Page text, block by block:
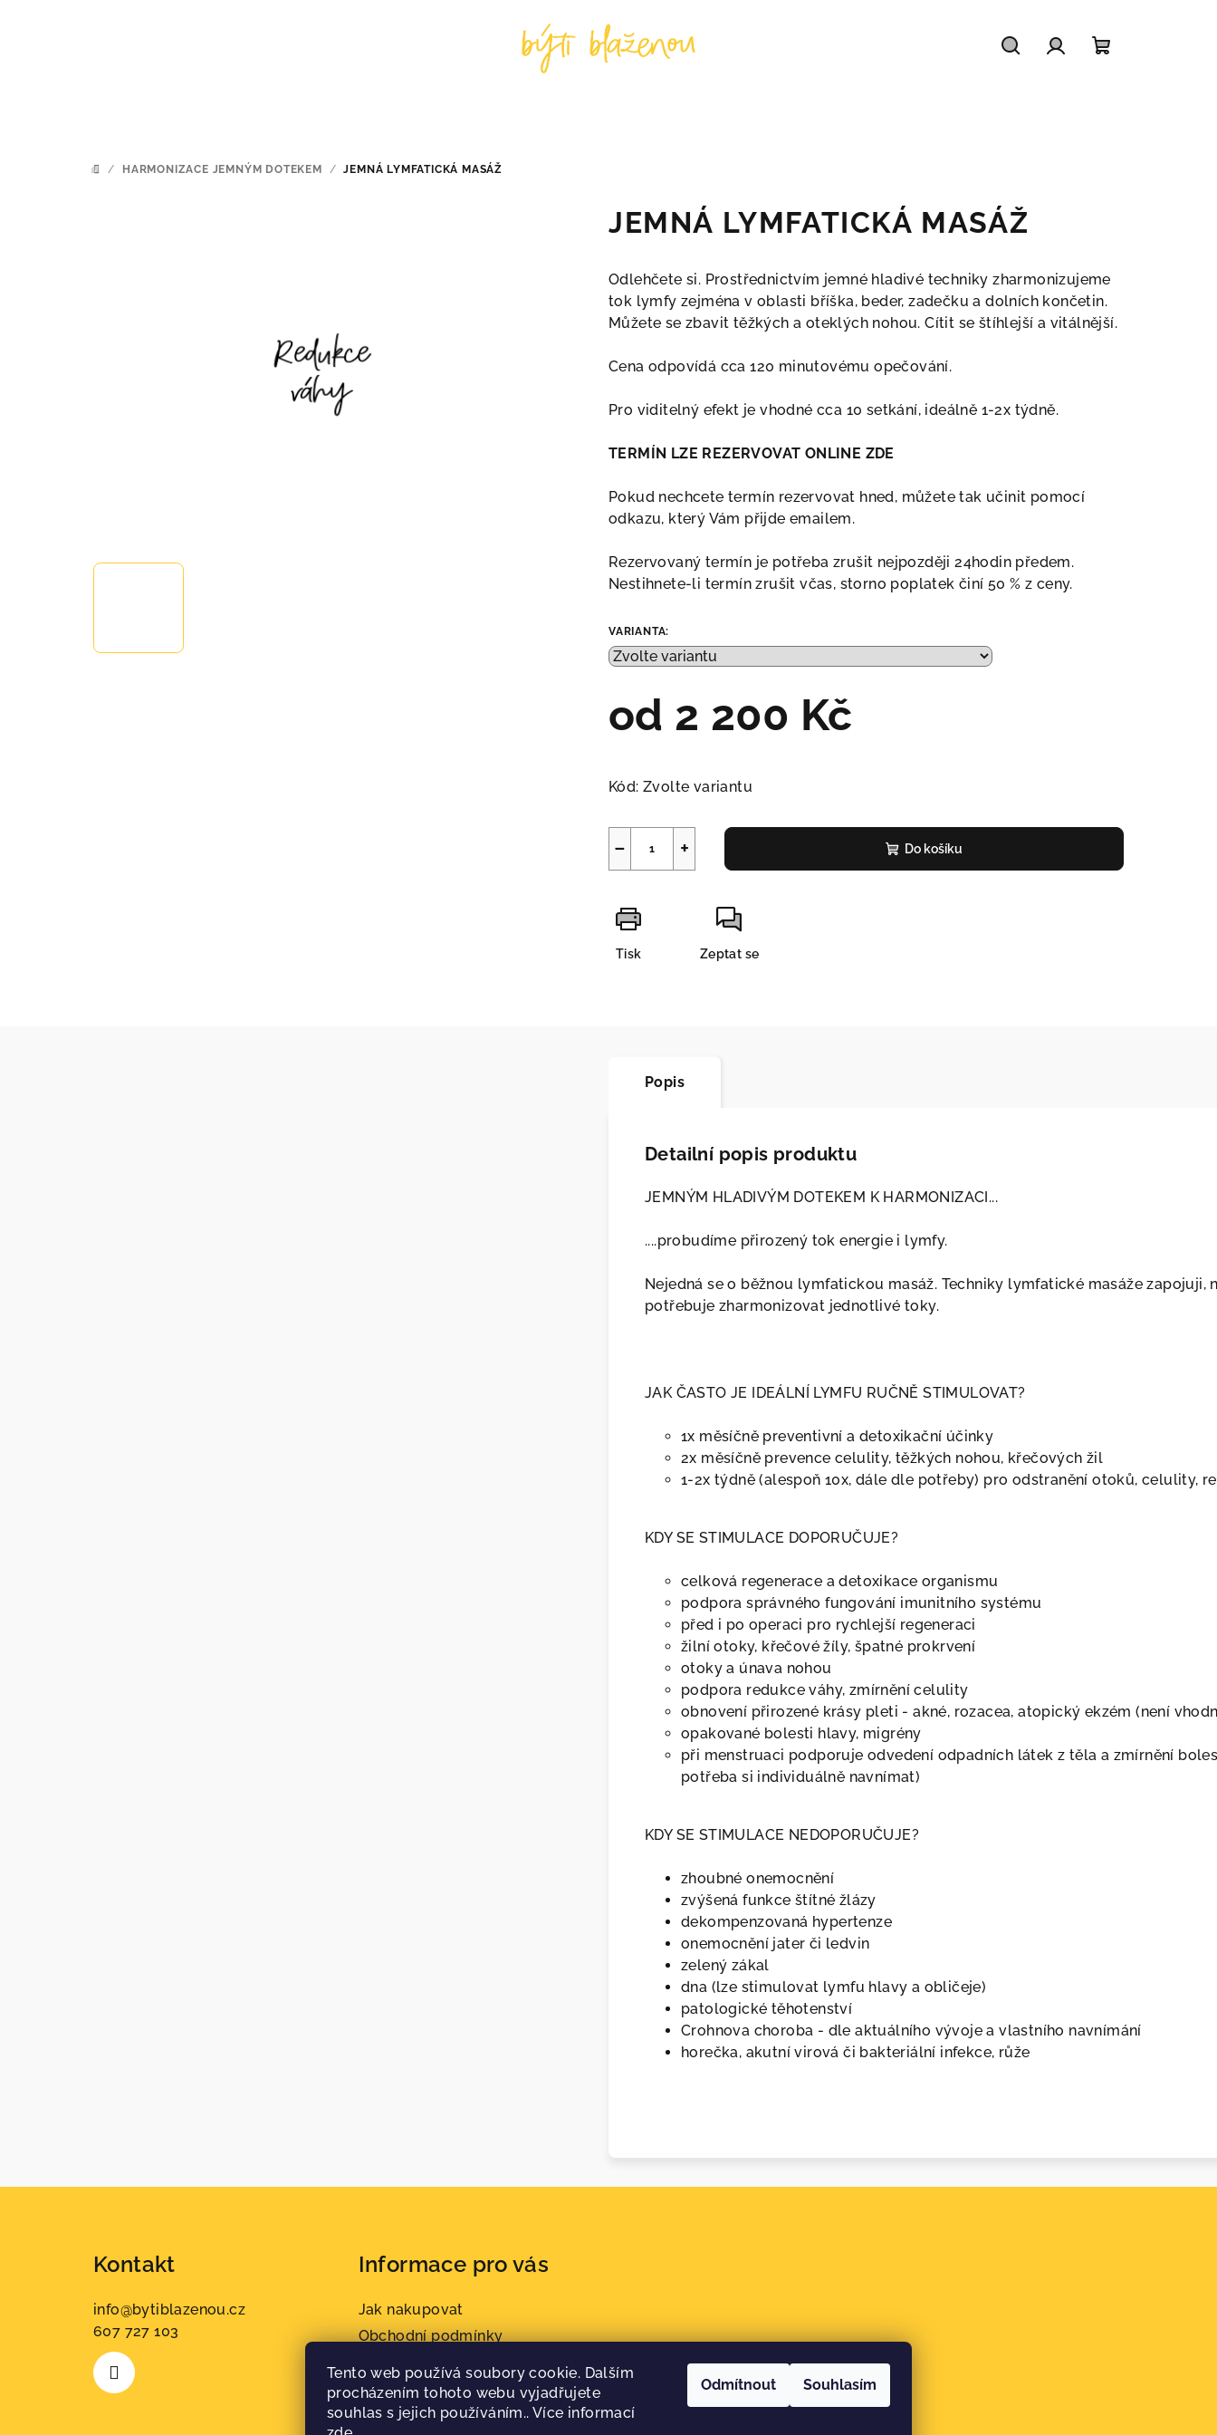
Tento web používá soubory cookie. Dalším
procházením tohoto webu vyjadřujete
souhlas s jejich používáním.. Více informací
Odmítnout Souhlasím
DOMŮ
/ HARMONIZACE JEMNÝM DOTEKEM / JEMNÁ LYMFATICKÁ MASÁŽ
JEMNÁ LYMFATICKÁ MASÁŽ
Odlehčete si. Prostřednictvím jemné hladivé techniky zharmonizujeme
tok lymfy zejména v oblasti bříška, beder, zadečku a dolních končetin.
Můžete se zbavit těžkých a oteklých nohou. Cítit se štíhlejší a vitálnější.
Cena odpovídá cca 120 minutovému opečování.
Pro viditelný efekt je vhodné cca 10 setkání, ideálně 1-2x týdně.
TERMÍN LZE REZERVOVAT ONLINE ZDE
Pokud nechcete termín rezervovat hned, můžete tak učinit pomocí
odkazu, který Vám přijde emailem.
Rezervovaný termín je potřeba zrušit nejpozději 24hodin předem.
Nestihnete-li termín zrušit včas, storno poplatek činí 50 % z ceny.
VARIANTA:
od 2 200 Kč
cena:
Kód: Zvolte variantu
+
− Do košíku
Tisk Zeptat se
Popis
Detailní popis produktu
JEMNÝM HLADIVÝM DOTEKEM K HARMONIZACI...
....probudíme přirozený tok energie i lymfy.
Nejedná se o běžnou lymfatickou masáž. Techniky lymfatické masáže zapojuji,
potřebuje zharmonizovat jednotlivé toky.
JAK ČASTO JE IDEÁLNÍ LYMFU RUČNĚ STIMULOVAT?
1x měsíčně preventivní a detoxikační účinky
2x měsíčně prevence celulity, těžkých nohou, křečových žil
1-2x týdně (alespoň 10x, dále dle potřeby) pro odstranění otoků, celulity,
KDY SE STIMULACE DOPORUČUJE?
celková regenerace a detoxikace organismu
podpora správného fungování imunitního systému
před i po operaci pro rychlejší regeneraci
žilní otoky, křečové žíly, špatné prokrvení
otoky a únava nohou
podpora redukce váhy, zmírnění celulity
obnovení přirozené krásy pleti - akné, rozacea, atopický ekzém (není
opakované bolesti hlavy, migrény
při menstruaci podporuje odvedení odpadních látek z těla a zmírnění
potřeba si individuálně navnímat)
KDY SE STIMULACE NEDOPORUČUJE?
zhoubné onemocnění
zvýšená funkce štítné žlázy
dekompenzovaná hypertenze
onemocnění jater či ledvin
zelený zákal
dna (lze stimulovat lymfu hlavy a obličeje)
patologické těhotenství
Crohnova choroba - dle aktuálního vývoje a vlastního navnímání
horečka, akutní virová či bakteriální infekce, růže
Kontakt
info@bytiblazenou.cz
607 727 103
Informace pro vás
Jak nakupovat
Obchodní podmínky
údajů